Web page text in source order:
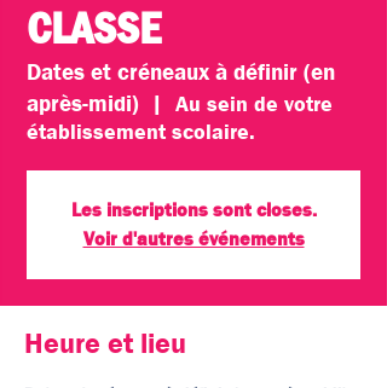
CLASSE
Dates et créneaux à définir (en
après-midi)
  |
Au sein de votre
établissement scolaire.
Les inscriptions sont closes.
Voir d'autres événements
Heure et lieu